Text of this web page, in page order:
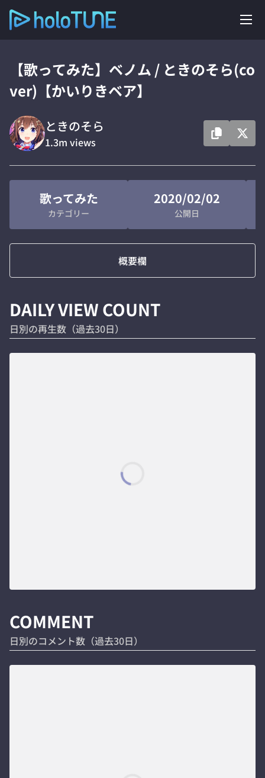
【歌ってみた】ベノム / ときのそら(co
ver)【かいりきベア】
ときのそら
1.3m views
歌ってみた
カテゴリー
2020/02/02
公開日
概要欄
DAILY VIEW COUNT
日別の再生数（過去30日）
COMMENT
日別のコメント数（過去30日）